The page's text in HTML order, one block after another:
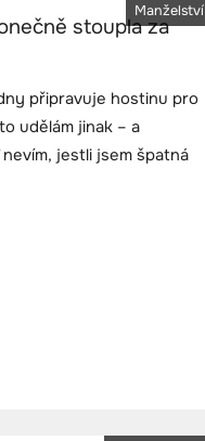
Manželství
stoupla za
připravuje hostinu pro
udělám jinak – a
jestli jsem špatná